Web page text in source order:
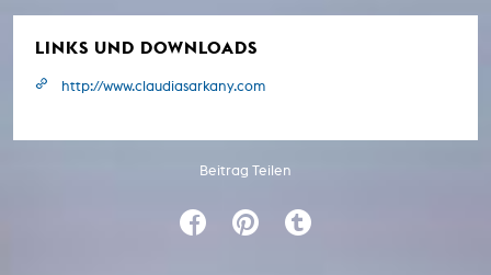
LINKS UND DOWNLOADS
http://www.claudiasarkany.com
Beitrag Teilen